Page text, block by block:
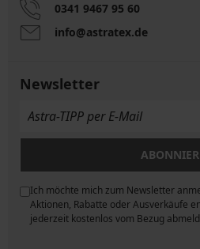
0341 9467 95 60
info@astratex.de
Newsletter
Ich möchte mich zum Newsletter
Aktionen, Rabatte oder Ausverkäufe
jederzeit kostenlos vom Bezug